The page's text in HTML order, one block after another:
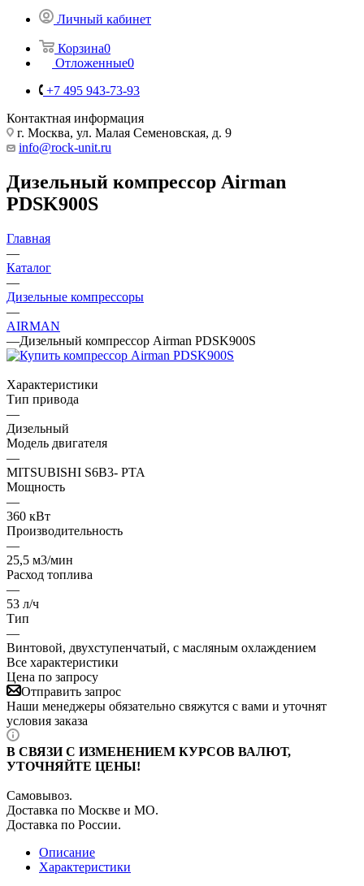
Личный кабинет
Корзина0
Отложенные0
+7 495 943-73-93
Контактная информация
г. Москва, ул. Малая Семеновская, д. 9
info@rock-unit.ru
Дизельный компрессор Airman
PDSK900S
Главная
—
Каталог
—
Дизельные компрессоры
—
AIRMAN
—Дизельный компрессор Airman PDSK900S
Характеристики
Тип привода
—
Дизельный
Модель двигателя
—
MITSUBISHI S6B3- PTA
Мощность
—
360 кВт
Производительность
—
25,5 м3/мин
Расход топлива
—
53 л/ч
Тип
—
Винтовой, двухступенчатый, с масляным охлаждением
Все характеристики
Цена по запросу
Отправить запрос
Наши менеджеры обязательно свяжутся с вами и уточнят
условия заказа
В СВЯЗИ С ИЗМЕНЕНИЕМ КУРСОВ ВАЛЮТ,
УТОЧНЯЙТЕ ЦЕНЫ!
Самовывоз.
Доставка по Москве и МО.
Доставка по России.
Описание
Характеристики